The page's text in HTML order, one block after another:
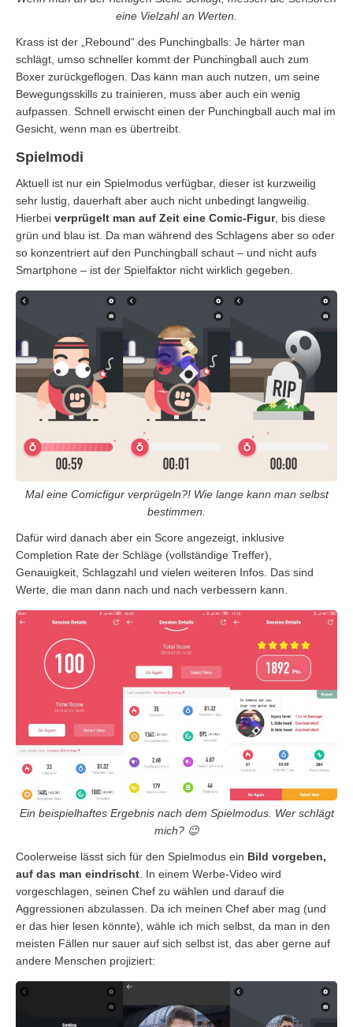
eine Vielzahl an Werten.
Krass ist der „Rebound“ des Punchingballs: Je härter man
schlägt, umso schneller kommt der Punchingball auch zum
Boxer zurückgeflogen. Das kann man auch nutzen, um seine
Bewegungsskills zu trainieren, muss aber auch ein wenig
aufpassen. Schnell erwischt einen der Punchingball auch mal im
Gesicht, wenn man es übertreibt.
Spielmodi
Aktuell ist nur ein Spielmodus verfügbar, dieser ist kurzweilig
sehr lustig, dauerhaft aber auch nicht unbedingt langweilig.
Hierbei verprügelt man auf Zeit eine Comic-Figur, bis diese
grün und blau ist. Da man während des Schlagens aber so oder
so konzentriert auf den Punchingball schaut – und nicht aufs
Smartphone – ist der Spielfaktor nicht wirklich gegeben.
Mal eine Comicfigur verprügeln?! Wie lange kann man selbst
bestimmen.
Dafür wird danach aber ein Score angezeigt, inklusive
Completion Rate der Schläge (vollständige Treffer),
Genauigkeit, Schlagzahl und vielen weiteren Infos. Das sind
Werte, die man dann nach und nach verbessern kann.
Ein beispielhaftes Ergebnis nach dem Spielmodus. Wer schlägt
mich? 😉
Coolerweise lässt sich für den Spielmodus ein Bild vorgeben,
auf das man eindrischt. In einem Werbe-Video wird
vorgeschlagen, seinen Chef zu wählen und darauf die
Aggressionen abzulassen. Da ich meinen Chef aber mag (und
er das hier lesen könnte), wähle ich mich selbst, da man in den
meisten Fällen nur sauer auf sich selbst ist, das aber gerne auf
andere Menschen projiziert: